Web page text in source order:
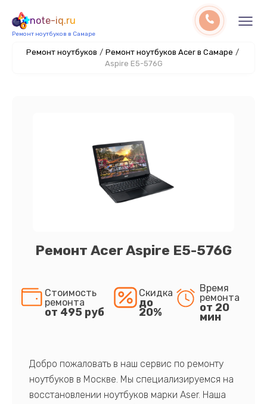
note-iq.ru
Ремонт ноутбуков в Самаре
Ремонт ноутбуков / Ремонт ноутбуков Acer в Самаре /
Aspire E5-576G
Ремонт Acer Aspire E5-576G
Стоимость
ремонта
от 495 руб
Скидка
до
20%
Время
ремонта
от 20
мин
Добро пожаловать в наш сервис по ремонту
ноутбуков в Москве. Мы специализируемся на
восстановлении ноутбуков марки Aser. Наша